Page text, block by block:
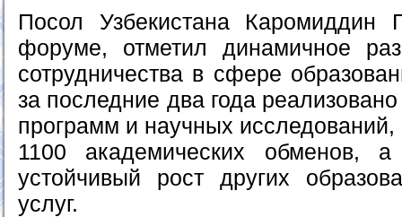
Посол Узбекистана Каромиддин
форуме, отметил динамичное
сотрудничества в сфере
за последние два года
программ и научных
1100 академических обменов,
устойчивый рост других
услуг.